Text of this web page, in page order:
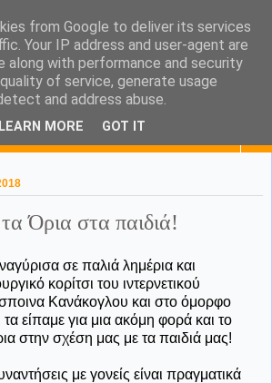
without you...tea
biscuit!
Όρια στα παιδιά!
σε παλιά λημέρια και
κορίτσι του ιντερνετικού
Κανάκογλου και στο όμορφο
τα είπαμε για μια ακόμη φορά και το
στην σχέση μας με τα παιδιά μας!
με γονείς είναι πραγματικά
from Google to deliver its services
Your IP address and user-agent are
along with performance and security
of service, generate usage
and address abuse.
LEARN MORE GOT IT